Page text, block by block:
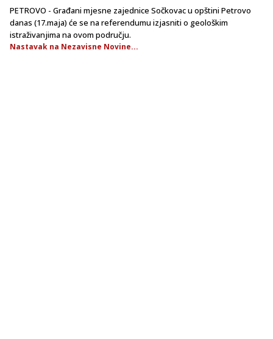
PETROVO - Građani mjesne zajednice Sočkovac u opštini Petrovo
danas (17.maja) će se na referendumu izjasniti o geološkim
istraživanjima na ovom području.
Nastavak na Nezavisne Novine...